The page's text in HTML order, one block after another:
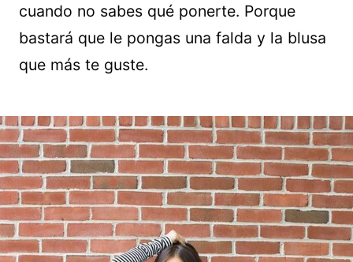
cuando no sabes qué ponerte. Porque
bastará que le pongas una falda y la blusa
que más te guste.